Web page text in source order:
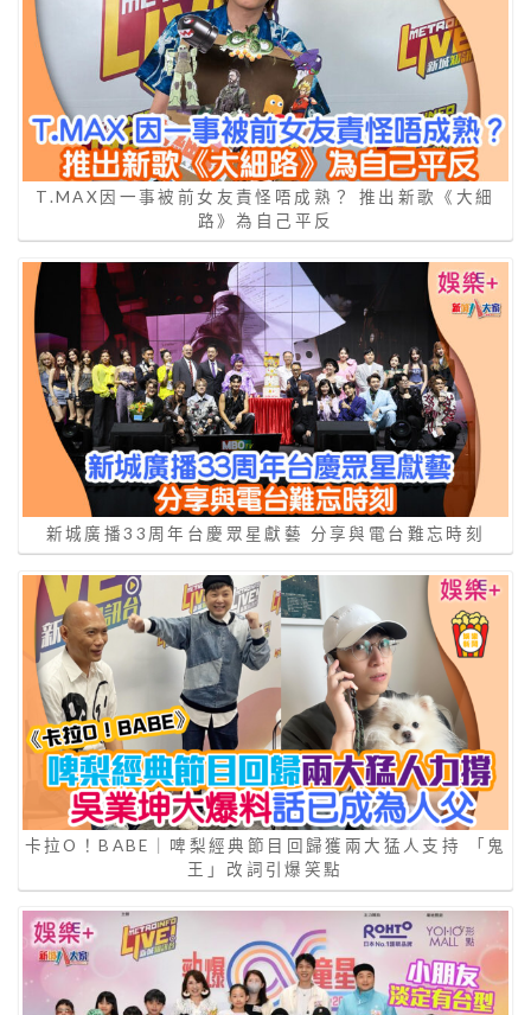
T.MAX因一事被前女友責怪唔成熟？ 推出新歌《大細
路》為自己平反
新城廣播33周年台慶眾星獻藝 分享與電台難忘時刻
卡拉O！BABE｜啤梨經典節目回歸獲兩大猛人支持 「鬼
王」改詞引爆笑點